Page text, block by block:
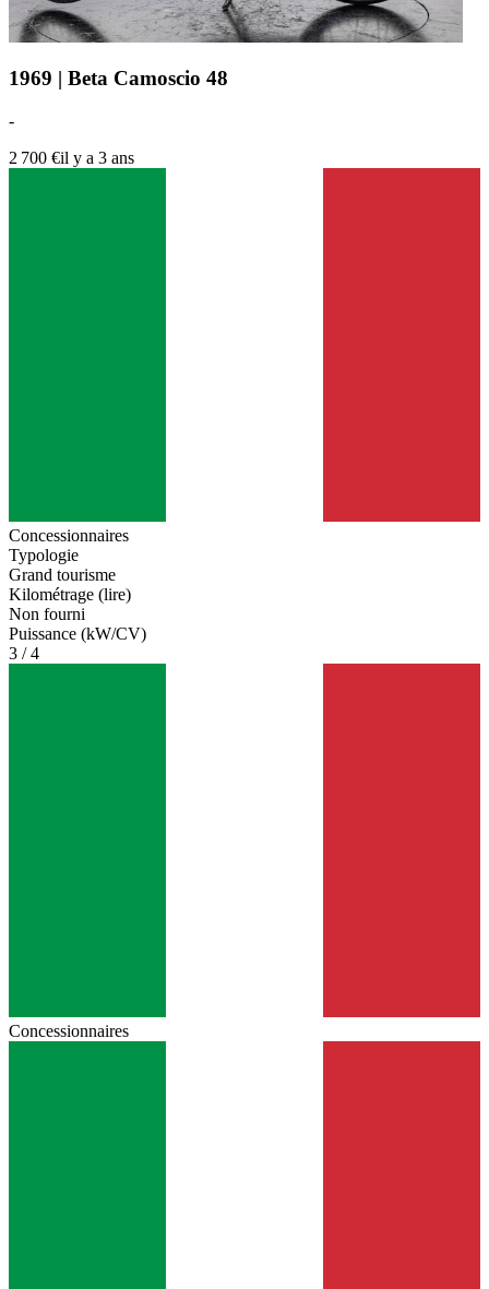
1969 | Beta Camoscio 48
-
2 700 €il y a 3 ans
Concessionnaires
Typologie
Grand tourisme
Kilométrage (lire)
Non fourni
Puissance (kW/CV)
3 / 4
Concessionnaires